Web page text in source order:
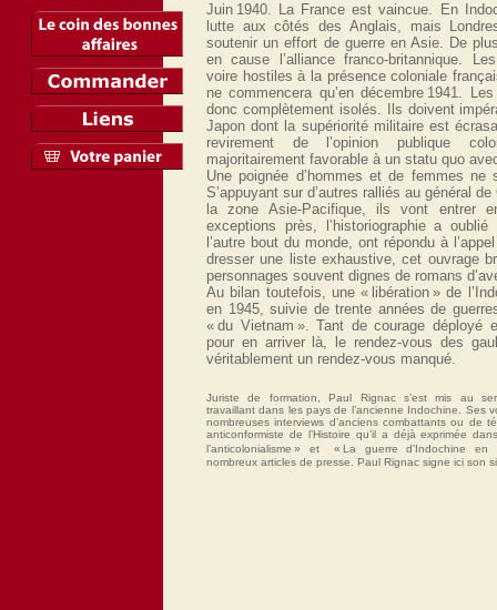
Juin 1940. La France est vaincue. En
lutte aux côtés des Anglais, mais
soutenir un effort de guerre en Asie. De
en cause l’alliance franco-britannique.
voire hostiles à la présence coloniale
ne commencera qu’en décembre 1941.
donc complètement isolés. Ils doivent
Japon dont la supériorité militaire est
revirement de l’opinion publique
majoritairement favorable à un statu quo
Une poignée d’hommes et de femmes ne
S’appuyant sur d’autres ralliés au général
la zone Asie-Pacifique, ils vont entrer
exceptions près, l’historiographie a
l’autre bout du monde, ont répondu à
dresser une liste exhaustive, cet ouvrage
personnages souvent dignes de romans
Au bilan toutefois, une « libération » de
en 1945, suivie de trente années de
« du Vietnam ». Tant de courage
pour en arriver là, le rendez-vous des
véritablement un rendez-vous manqué.
Juriste de formation, Paul Rignac s’est mis au
travaillant dans les pays de l’ancienne Indochine. Ses
nombreuses interviews d’anciens combattants ou de
anticonformiste de l’Histoire qu’il a déjà exprimée
l’anticolonialisme » et « La guerre d’Indochine
nombreux articles de presse. Paul Rignac signe ici son